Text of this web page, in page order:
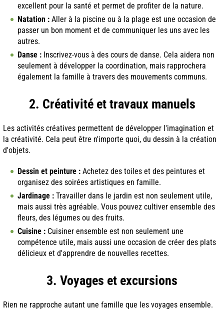
excellent pour la santé et permet de profiter de la nature.
Natation : Aller à la piscine ou à la plage est une occasion de
passer un bon moment et de communiquer les uns avec les
autres.
Danse : Inscrivez-vous à des cours de danse. Cela aidera non
seulement à développer la coordination, mais rapprochera
également la famille à travers des mouvements communs.
2. Créativité et travaux manuels
Les activités créatives permettent de développer l'imagination et
la créativité. Cela peut être n'importe quoi, du dessin à la création
d'objets.
Dessin et peinture : Achetez des toiles et des peintures et
organisez des soirées artistiques en famille.
Jardinage : Travailler dans le jardin est non seulement utile,
mais aussi très agréable. Vous pouvez cultiver ensemble des
fleurs, des légumes ou des fruits.
Cuisine : Cuisiner ensemble est non seulement une
compétence utile, mais aussi une occasion de créer des plats
délicieux et d'apprendre de nouvelles recettes.
3. Voyages et excursions
Rien ne rapproche autant une famille que les voyages ensemble.